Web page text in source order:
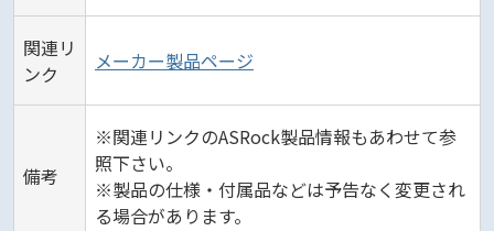
関連リ
ンク
メーカー製品ページ
備考
※関連リンクのASRock製品情報もあわせて参
照下さい。
※製品の仕様・付属品などは予告なく変更され
る場合があります。